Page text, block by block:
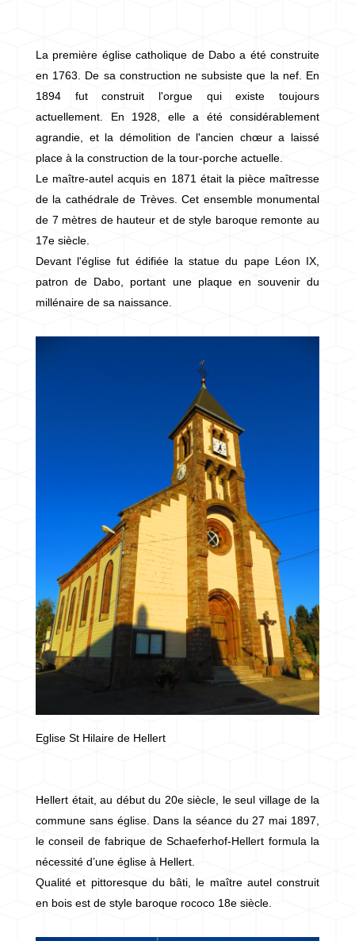
La première église catholique de Dabo a été construite
en 1763. De sa construction ne subsiste que la nef. En
1894 fut construit l'orgue qui existe toujours
actuellement. En 1928, elle a été considérablement
agrandie, et la démolition de l'ancien chœur a laissé
place à la construction de la tour-porche actuelle.
​​​​​​Le maître-autel acquis en 1871 était la pièce maîtresse
de la cathédrale de Trèves. Cet ensemble monumental
de 7 mètres de hauteur et de style baroque remonte au
17e siècle.
Devant l'église fut édifiée la statue du pape Léon IX,
patron de Dabo, portant une plaque en souvenir du
millénaire de sa naissance.
Eglise St Hilaire de Hellert
Hellert était, au début du 20e siècle, le seul village de la
commune sans église. Dans la séance du 27 mai 1897,
le conseil de fabrique de Schaeferhof-Hellert formula la
nécessité d’une église à Hellert.
Qualité et pittoresque du bâti, le maître autel construit
en bois est de style baroque rococo 18e siècle.